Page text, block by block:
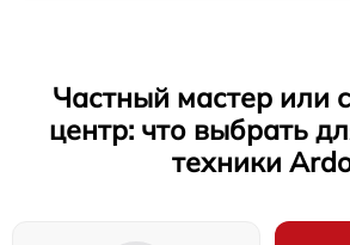
Частный мастер или
центр: что выбрать
техники